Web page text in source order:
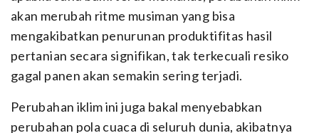
akan merubah ritme musiman yang bisa
mengakibatkan penurunan produktifitas hasil
pertanian secara signifikan, tak terkecuali resiko
gagal panen akan semakin sering terjadi.
Perubahan iklim ini juga bakal menyebabkan
perubahan pola cuaca di seluruh dunia, akibatnya